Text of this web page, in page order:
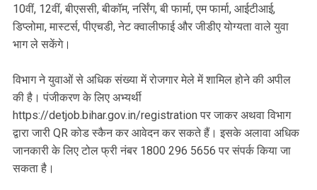
10वीं, 12वीं, बीएससी, बीकॉम, नर्सिंग, बी फार्मा, एम फार्मा, आईटीआई,
डिप्लोमा, मास्टर्स, पीएचडी, नेट क्वालीफाई और जीडीए योग्यता वाले युवा
भाग ले सकेंगे।
विभाग ने युवाओं से अधिक संख्या में रोजगार मेले में शामिल होने की अपील
की है। पंजीकरण के लिए अभ्यर्थी
https://detjob.bihar.gov.in/registration पर जाकर अथवा विभाग
द्वारा जारी QR कोड स्कैन कर आवेदन कर सकते हैं। इसके अलावा अधिक
जानकारी के लिए टोल फ्री नंबर 1800 296 5656 पर संपर्क किया जा
सकता है।